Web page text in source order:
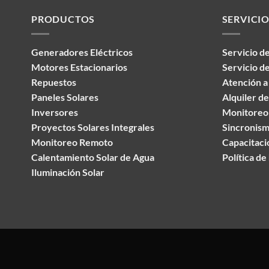
PRODUCTOS
Generadores Eléctricos
Motores Estacionarios
Repuestos
Paneles Solares
Inversores
Proyectos Solares Integrales
Monitoreo Remoto
Calentamiento Solar de Agua
Iluminación Solar
Servicio
Servicio
Atención a
Alquiler
Monitoreo
Política de
privacidad y
Usamos
constante.
Usamos
interesa y